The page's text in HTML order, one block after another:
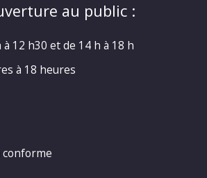
au public :
à 12 h30 et de 14 h à 18 h
à 18 heures
conforme